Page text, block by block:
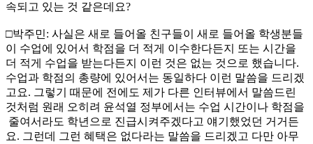
속되고 있는 것 같은데요?
□박주민: 사실은 새로 들어올 친구들이 새로 들어올 학생분들
이 수업에 있어서 학점을 더 적게 이수한다든지 또는 시간을
더 적게 수업을 받는다든지 이런 것은 없는 것으로 했습니다.
수업과 학점의 총량에 있어서는 동일하다 이런 말씀을 드리겠
고요. 그렇기 때문에 전에도 제가 다른 인터뷰에서 말씀드린
것처럼 원래 오히려 윤석열 정부에서는 수업 시간이나 학점을
줄여서라도 학년으로 진급시켜주겠다고 얘기했었던 거거든
요. 그런데 그런 혜택은 없다라는 말씀을 드리겠고 다만 아무